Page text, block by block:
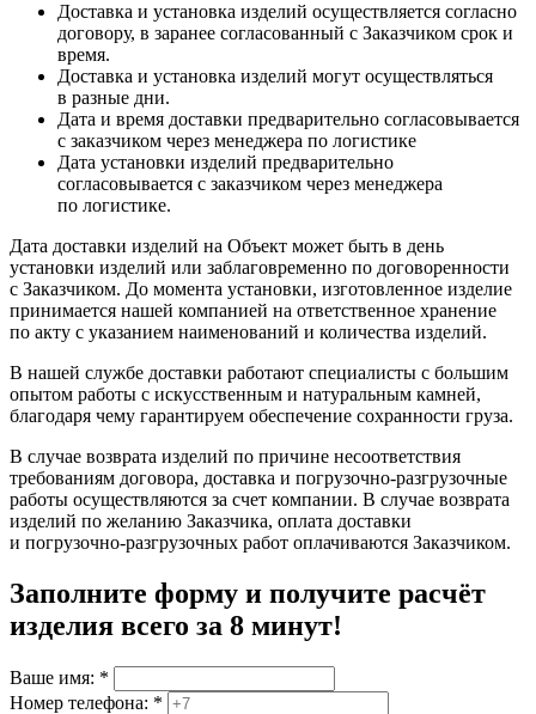
Доставка и установка изделий осуществляется согласно
договору, в заранее согласованный с Заказчиком срок и
время.
Доставка и установка изделий могут осуществляться
в разные дни.
Дата и время доставки предварительно согласовывается
с заказчиком через менеджера по логистике
Дата установки изделий предварительно
согласовывается с заказчиком через менеджера
по логистике.
Дата доставки изделий на Объект может быть в день
установки изделий или заблаговременно по договоренности
с Заказчиком. До момента установки, изготовленное изделие
принимается нашей компанией на ответственное хранение
по акту с указанием наименований и количества изделий.
В нашей службе доставки работают специалисты с большим
опытом работы с искусственным и натуральным камней,
благодаря чему гарантируем обеспечение сохранности груза.
В случае возврата изделий по причине несоответствия
требованиям договора, доставка и погрузочно-разгрузочные
работы осуществляются за счет компании. В случае возврата
изделий по желанию Заказчика, оплата доставки
и погрузочно-разгрузочных работ оплачиваются Заказчиком.
Заполните форму и получите расчёт
изделия всего за 8 минут!
Ваше имя: *
Номер телефона: *